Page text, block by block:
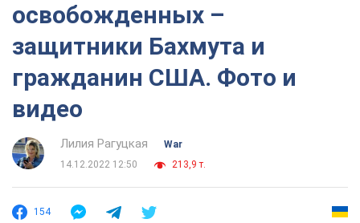
освобожденных –
защитники Бахмута и
гражданин США. Фото и
видео
Лилия Рагуцкая
War
14.12.2022 12:50
213,9 т.
154